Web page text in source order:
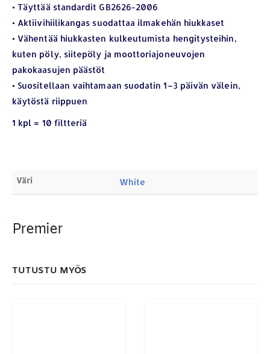
• Täyttää standardit GB2626-2006
• Aktiivihiilikangas suodattaa ilmakehän hiukkaset
• Vähentää hiukkasten kulkeutumista hengitysteihin,
kuten pöly, siitepöly ja moottoriajoneuvojen
pakokaasujen päästöt
• Suositellaan vaihtamaan suodatin 1–3 päivän välein,
käytöstä riippuen
1 kpl = 10 filtteriä
Väri White
Premier
TUTUSTU MYÖS
YHTEYSTIEDOT
Osoite: Hikivuorenkatu 14 C 20, 33710 Tampere
Puhelin: 040-7549431
ETSI TUOTTEITA